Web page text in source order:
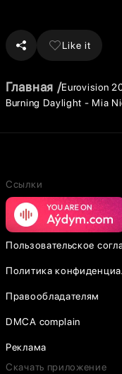
Like it
Главная
Eurovision
Burning Daylight - Mia
Ссылки
Пользовательское
Политика
Правообладателям
DMCA complain
Реклама
Скачать приложение